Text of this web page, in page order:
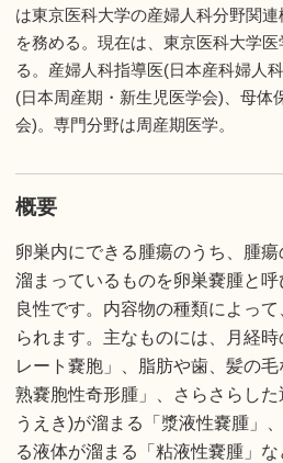
は東京医科大学の産婦人科分野関
を務める。現在は、東京医科大学
る。産婦人科指導医(日本産科婦人
(日本周産期・新生児医学会)、母体
会)。専門分野は周産期医学。
概要
卵巣内にできる腫瘍のうち、腫
溜まっているものを卵巣嚢腫と
良性です。内容物の種類によっ
られます。主なものには、月経
レート嚢胞」、脂肪や歯、髪の
熟嚢胞性奇形腫」、さらさらした
うえき)が溜まる「漿液性嚢腫」
る液体が溜まる「粘液性嚢腫」な